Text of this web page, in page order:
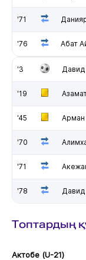
'71
'76 Абат
'3
'19
'45 Арман
'70
'71
'78
Топтардың
Актобе (U-21)